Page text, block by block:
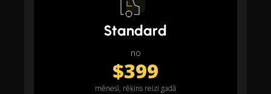
Standard
no
$399
mēnesī, rēķins reizi gadā